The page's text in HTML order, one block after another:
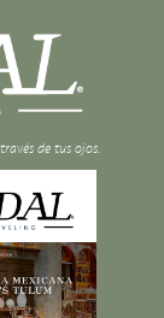
de tus ojos.